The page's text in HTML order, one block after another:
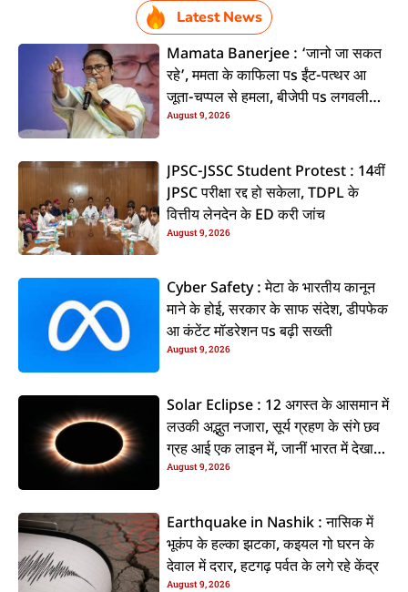
Latest News
Mamata Banerjee : ‘जानो जा सकत
रहे’, ममता के काफिला पs ईंट-पत्थर आ
जूता-चप्पल से हमला, बीजेपी पs लगवली
आरोप
August 9, 2026
JPSC-JSSC Student Protest : 14वीं
JPSC परीक्षा रद्द हो सकेला, TDPL के
वित्तीय लेनदेन के ED करी जांच
August 9, 2026
Cyber Safety : मेटा के भारतीय कानून
माने के होई, सरकार के साफ संदेश, डीपफेक
आ कंटेंट मॉडरेशन पs बढ़ी सख्ती
August 9, 2026
Solar Eclipse : 12 अगस्त के आसमान में
लउकी अद्भुत नजारा, सूर्य ग्रहण के संगे छव
ग्रह आई एक लाइन में, जानीं भारत में देखाई
दी कि ना?
August 9, 2026
Earthquake in Nashik : नासिक में
भूकंप के हल्का झटका, कइयल गो घरन के
देवाल में दरार, हटगढ़ पर्वत के लगे रहे केंद्र
August 9, 2026